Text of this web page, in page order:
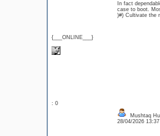
{___ONLINE___}
In fact
case to boot.
)#) Cultivate
: 0
Mushtaq
28/04/2026